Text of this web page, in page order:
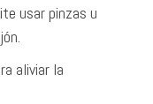
usar pinzas u
aliviar la